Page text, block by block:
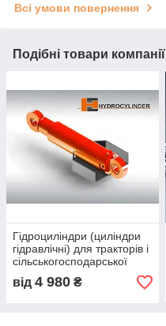
Всі умови повернення
Подібні товари компанії
Гідроциліндри (циліндри
гідравлічні) для тракторів і
сільськогосподарської
техніки
від 4 980 ₴